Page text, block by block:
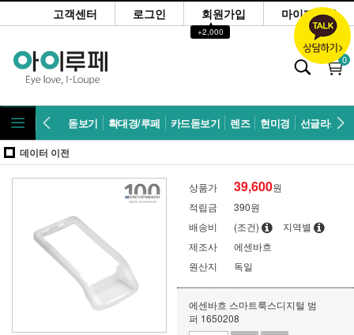
고객센터 로그인 회원가입
▲
+2,000
마이페이지
0
돋보기 확대경/루페 카드돋보기 렌즈 현미경 선글라스
데이터 이전
상품가 39,600원
적립금
390원
배송비
(조건)
지역별
제조사
에센바흐
원산지
독일
에센바흐 스마트룩스디지털 범
퍼 1650208